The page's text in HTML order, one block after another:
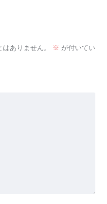
ありません。 ※ が付いてい